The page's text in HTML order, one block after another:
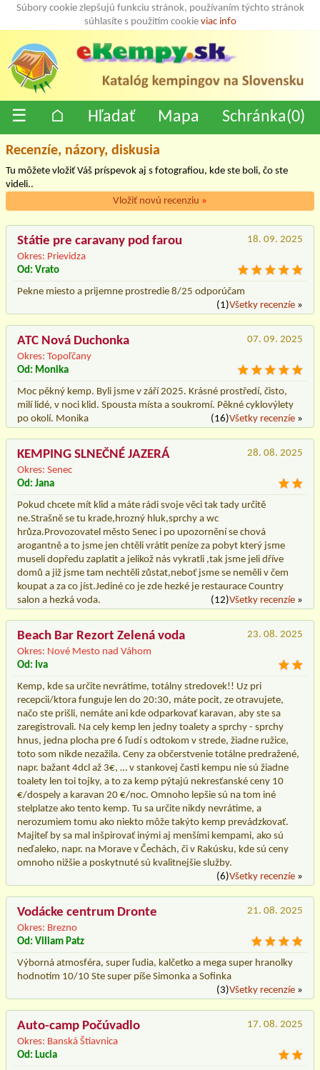
Súbory cookie zlepšujú funkciu stránok, používaním týchto stránok
súhlasíte s použitím cookie viac info
☰ ⌂ Hľadať Mapa Schránka(0)
Recenzíe, názory, diskusia
Tu môžete vložiť Váš príspevok aj s fotografiou, kde ste boli, čo ste
videli..
Vložiť novú recenziu »
Státie pre caravany pod farou
Okres: Prievidza
18. 09. 2025
Od: Vrato
Pekne miesto a prijemne prostredie 8/25 odporúčam
(1)Všetky recenzíe »
ATC Nová Duchonka
Okres: Topoľčany
07. 09. 2025
Od: Monika
Moc pěkný kemp. Byli jsme v září 2025. Krásné prostředí, čisto,
milí lidé, v noci klid. Spousta místa a soukromí. Pěkné cyklovýlety
po okolí. Monika
(16)Všetky recenzíe »
KEMPING SLNEČNÉ JAZERÁ
Okres: Senec
28. 08. 2025
Od: Jana
Pokud chcete mít klid a máte rádi svoje věci tak tady určitě
ne.Strašně se tu krade,hrozný hluk,sprchy a wc
hrůza.Provozovatel město Senec i po upozornění se chová
arogantně a to jsme jen chtěli vrátit peníze za pobyt který jsme
museli dopředu zaplatit a jelikož nás vykratli ,tak jsme jeli dříve
domů a již jsme tam nechtěli zůstat,neboť jsme se neměli v čem
koupat a za co jíst.Jediné co je zde hezké je restaurace Country
salon a hezká voda.
(12)Všetky recenzíe »
Beach Bar Rezort Zelená voda
Okres: Nové Mesto nad Váhom
23. 08. 2025
Od: Iva
Kemp, kde sa určite nevrátime, totálny stredovek!! Uz pri
recepcii/ktora funguje len do 20:30, máte pocit, ze otravujete,
načo ste prišli, nemáte ani kde odparkovať karavan, aby ste sa
zaregistrovali. Na cely kemp len jedny toalety a sprchy - sprchy
hnus, jedna plocha pre 6 ľudí s odtokom v strede, žiadne ružice,
toto som nikde nezažila. Ceny za občerstvenie totálne predražené,
napr. bažant 4dcl až 3€, … v stankovej časti kempu nie sú žiadne
toalety len toi tojky, a to za kemp pýtajú nekresťanské ceny 10
€/dospely a karavan 20 €/noc. Omnoho lepšie sú na tom iné
stelplatze ako tento kemp. Tu sa určite nikdy nevrátime, a
nerozumiem tomu ako niekto môže takýto kemp prevádzkovať.
Majiteľ by sa mal inšpirovať inými aj menšími kempami, ako sú
neďaleko, napr. na Morave v Čechách, či v Rakúsku, kde sú ceny
omnoho nižšie a poskytnuté sú kvalitnejšie služby.
(6)Všetky recenzíe »
Vodácke centrum Dronte
Okres: Brezno
21. 08. 2025
Od: Viliam Patz
Výborná atmosféra, super ľudia, kalčetko a mega super hranolky
hodnotím 10/10 Ste super píše Simonka a Sofinka
(3)Všetky recenzíe »
Auto-camp Počúvadlo
Okres: Banská Štiavnica
17. 08. 2025
Od: Lucia